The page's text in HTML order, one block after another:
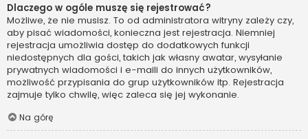
Dlaczego w ogóle muszę się rejestrować?
Możliwe, że nie musisz. To od administratora witryny zależy czy,
aby pisać wiadomości, konieczna jest rejestracja. Niemniej
rejestracja umożliwia dostęp do dodatkowych funkcji
niedostępnych dla gości, takich jak własny awatar, wysyłanie
prywatnych wiadomości i e-maili do innych użytkowników,
możliwość przypisania do grup użytkowników itp. Rejestracja
zajmuje tylko chwilę, więc zaleca się jej wykonanie.
Na górę